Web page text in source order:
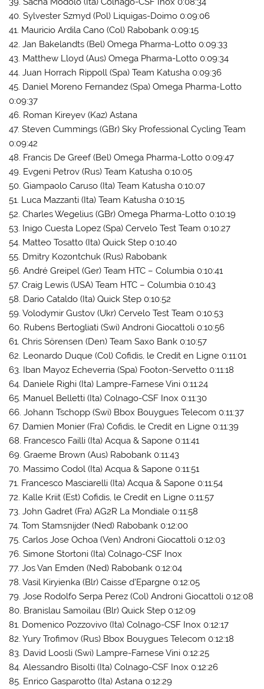
40. Sylvester Szmyd (Pol) Liquigas-Doimo 0:09:06
41. Mauricio Ardila Cano (Col) Rabobank 0:09:15
42. Jan Bakelandts (Bel) Omega Pharma-Lotto 0:09:33
43. Matthew Lloyd (Aus) Omega Pharma-Lotto 0:09:34
44. Juan Horrach Rippoll (Spa) Team Katusha 0:09:36
45. Daniel Moreno Fernandez (Spa) Omega Pharma-Lotto
0:09:37
46. Roman Kireyev (Kaz) Astana
47. Steven Cummings (GBr) Sky Professional Cycling Team
0:09:42
48. Francis De Greef (Bel) Omega Pharma-Lotto 0:09:47
49. Evgeni Petrov (Rus) Team Katusha 0:10:05
50. Giampaolo Caruso (Ita) Team Katusha 0:10:07
51. Luca Mazzanti (Ita) Team Katusha 0:10:15
52. Charles Wegelius (GBr) Omega Pharma-Lotto 0:10:19
53. Inigo Cuesta Lopez (Spa) Cervelo Test Team 0:10:27
54. Matteo Tosatto (Ita) Quick Step 0:10:40
55. Dmitry Kozontchuk (Rus) Rabobank
56. André Greipel (Ger) Team HTC – Columbia 0:10:41
57. Craig Lewis (USA) Team HTC – Columbia 0:10:43
58. Dario Cataldo (Ita) Quick Step 0:10:52
59. Volodymir Gustov (Ukr) Cervelo Test Team 0:10:53
60. Rubens Bertogliati (Swi) Androni Giocattoli 0:10:56
61. Chris Sörensen (Den) Team Saxo Bank 0:10:57
62. Leonardo Duque (Col) Cofidis, le Credit en Ligne 0:11:01
63. Iban Mayoz Echeverria (Spa) Footon-Servetto 0:11:18
64. Daniele Righi (Ita) Lampre-Farnese Vini 0:11:24
65. Manuel Belletti (Ita) Colnago-CSF Inox 0:11:30
66. Johann Tschopp (Swi) Bbox Bouygues Telecom 0:11:37
67. Damien Monier (Fra) Cofidis, le Credit en Ligne 0:11:39
68. Francesco Failli (Ita) Acqua & Sapone 0:11:41
69. Graeme Brown (Aus) Rabobank 0:11:43
70. Massimo Codol (Ita) Acqua & Sapone 0:11:51
71. Francesco Masciarelli (Ita) Acqua & Sapone 0:11:54
72. Kalle Kriit (Est) Cofidis, le Credit en Ligne 0:11:57
73. John Gadret (Fra) AG2R La Mondiale 0:11:58
74. Tom Stamsnijder (Ned) Rabobank 0:12:00
75. Carlos Jose Ochoa (Ven) Androni Giocattoli 0:12:03
76. Simone Stortoni (Ita) Colnago-CSF Inox
77. Jos Van Emden (Ned) Rabobank 0:12:04
78. Vasil Kiryienka (Blr) Caisse d’Epargne 0:12:05
79. Jose Rodolfo Serpa Perez (Col) Androni Giocattoli 0:12:08
80. Branislau Samoilau (Blr) Quick Step 0:12:09
81. Domenico Pozzovivo (Ita) Colnago-CSF Inox 0:12:17
82. Yury Trofimov (Rus) Bbox Bouygues Telecom 0:12:18
83. David Loosli (Swi) Lampre-Farnese Vini 0:12:25
84. Alessandro Bisolti (Ita) Colnago-CSF Inox 0:12:26
85. Enrico Gasparotto (Ita) Astana 0:12:29